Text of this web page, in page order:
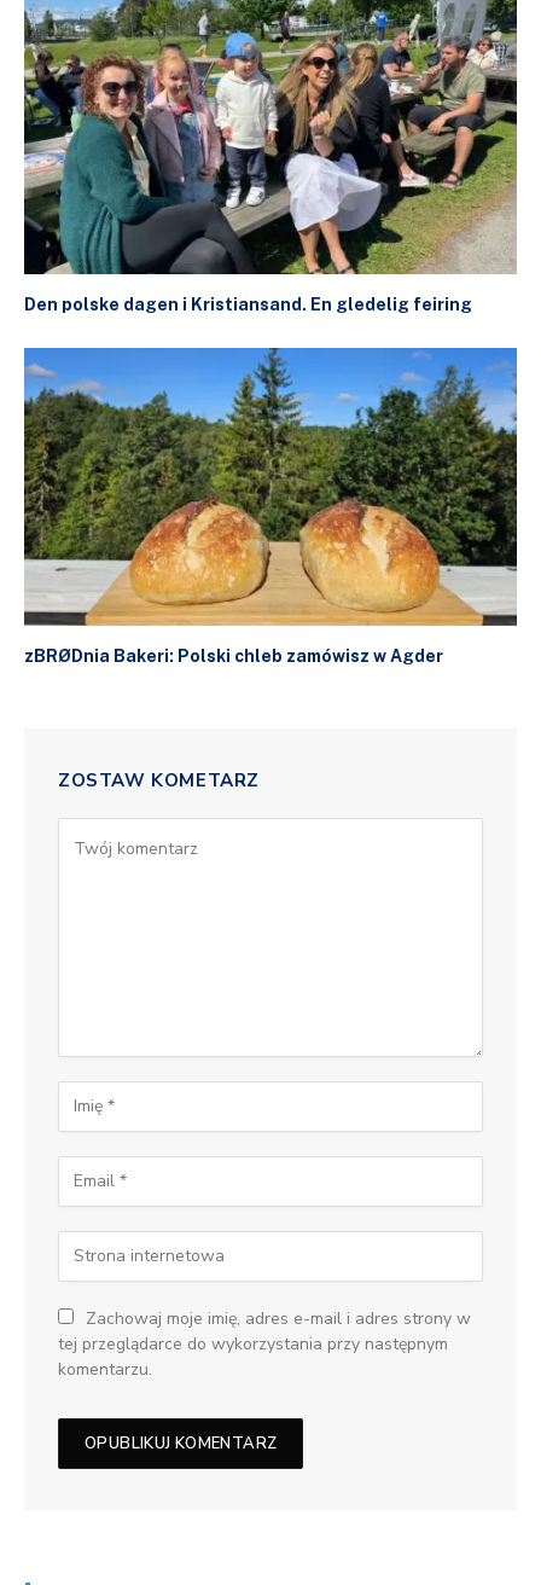
Den polske dagen i Kristiansand. En gledelig feiring
zBRØDnia Bakeri: Polski chleb zamówisz w Agder
ZOSTAW KOMETARZ
Zachowaj moje imię, adres e-mail i adres strony w
tej przeglądarce do wykorzystania przy następnym
komentarzu.